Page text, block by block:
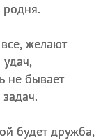
родня.
желают
не бывает
будет дружба,